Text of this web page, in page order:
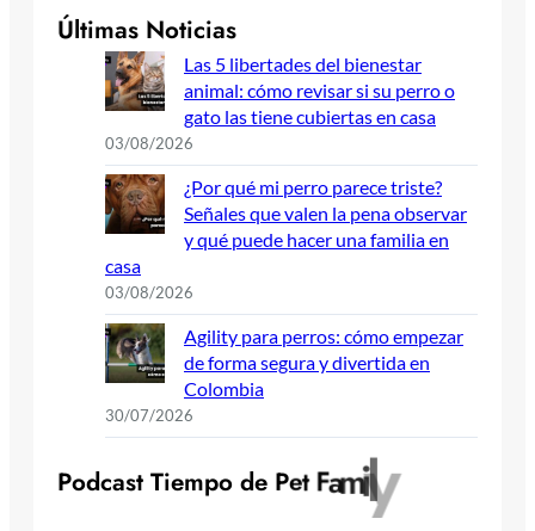
Últimas Noticias
Las 5 libertades del bienestar
animal: cómo revisar si su perro o
gato las tiene cubiertas en casa
03/08/2026
¿Por qué mi perro parece triste?
Señales que valen la pena observar
y qué puede hacer una familia en
casa
03/08/2026
Agility para perros: cómo empezar
de forma segura y divertida en
Colombia
30/07/2026
Podcast Tiempo de Pet Family